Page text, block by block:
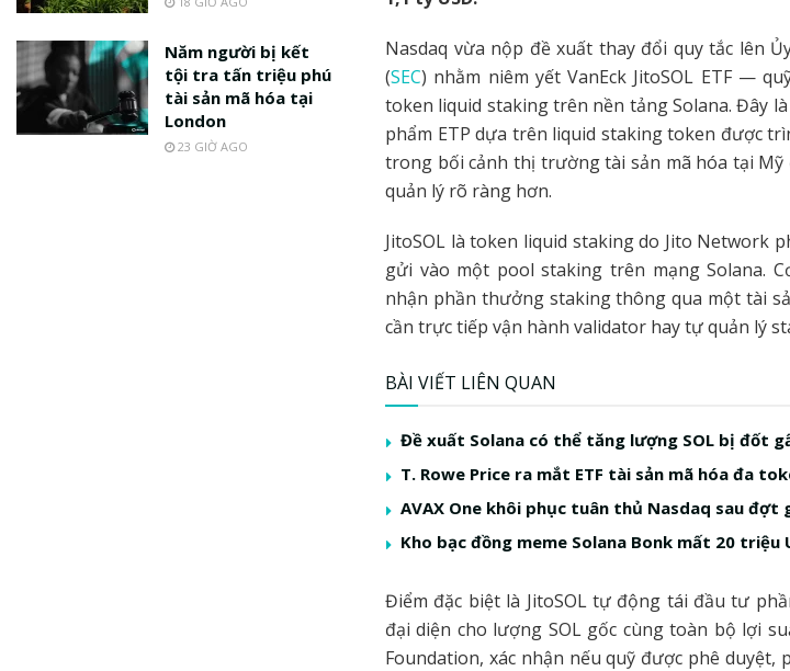
Nasdaq vừa nộp đề xuất thay đổi quy tắc lên
(SEC) nhằm niêm yết VanEck JitoSOL ETF —
token liquid staking trên nền tảng Solana. Đây
phẩm ETP dựa trên liquid staking token được
trong bối cảnh thị trường tài sản mã hóa tại
quản lý rõ ràng hơn.
JitoSOL là token liquid staking do Jito Network
gửi vào một pool staking trên mạng Solana.
nhận phần thưởng staking thông qua một tài
cần trực tiếp vận hành validator hay tự quản lý
BÀI VIẾT LIÊN QUAN
Đề xuất Solana có thể tăng lượng SOL bị đốt
T. Rowe Price ra mắt ETF tài sản mã hóa đa
AVAX One khôi phục tuân thủ Nasdaq sau đợt
Kho bạc đồng meme Solana Bonk mất 20
Điểm đặc biệt là JitoSOL tự động tái đầu tư
đại diện cho lượng SOL gốc cùng toàn bộ lợi
Foundation, xác nhận nếu quỹ được phê
Năm người bị kết
tội tra tấn triệu phú
tài sản mã hóa tại
London
23 GIỜ AGO